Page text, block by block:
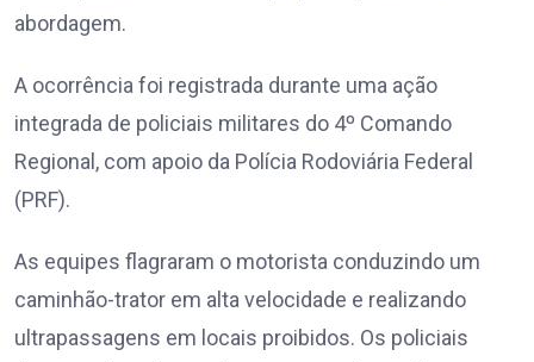
abordagem.
A ocorrência foi registrada durante uma ação
integrada de policiais militares do 4º Comando
Regional, com apoio da Polícia Rodoviária Federal
(PRF).
As equipes flagraram o motorista conduzindo um
caminhão-trator em alta velocidade e realizando
ultrapassagens em locais proibidos. Os policiais